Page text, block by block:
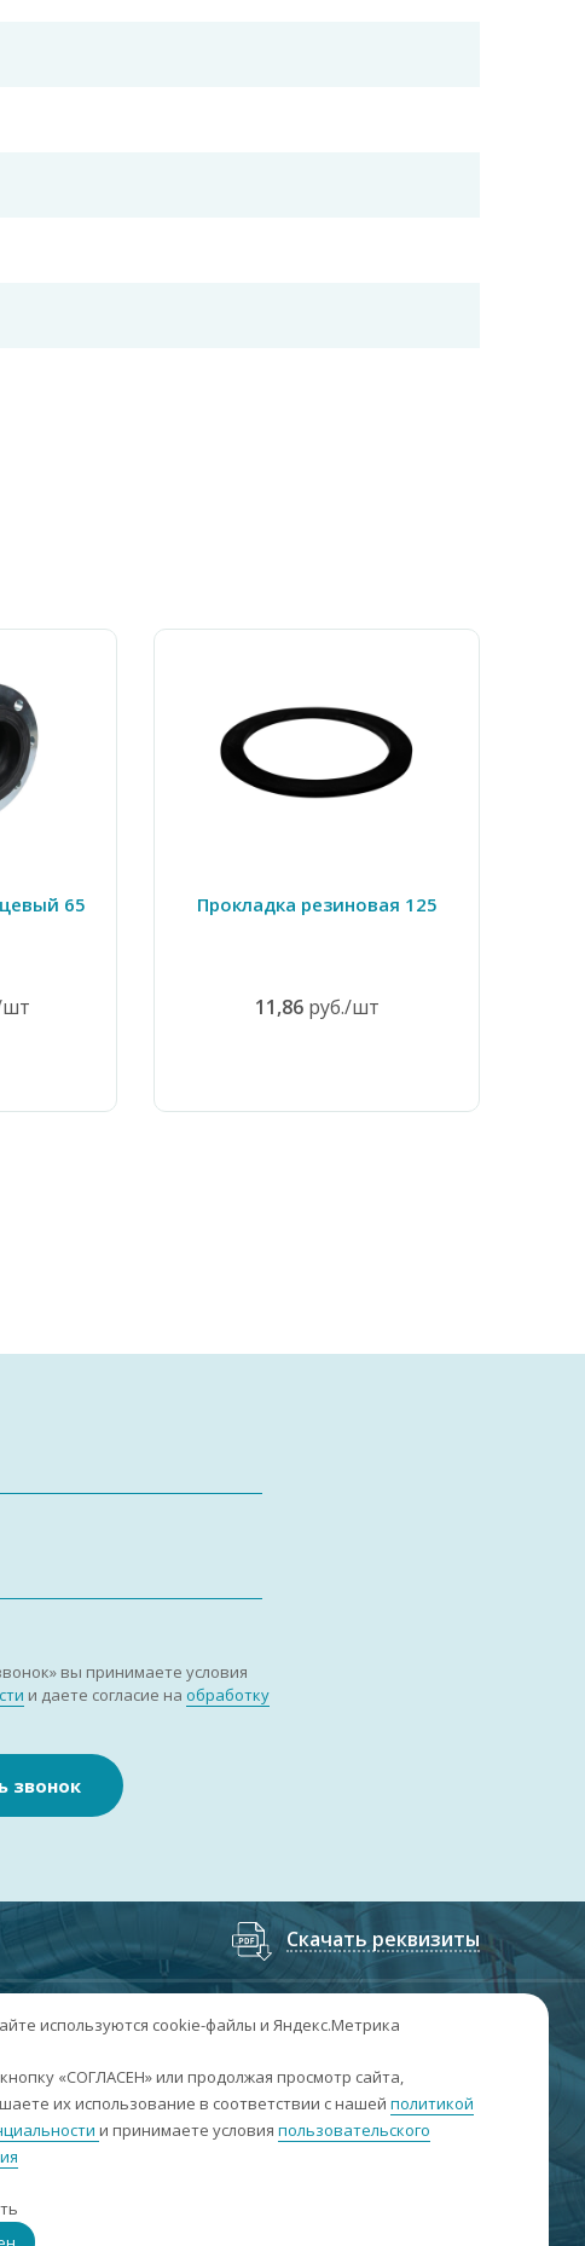
65
Прокладка резиновая 125
11,86руб./шт
вы принимаете условия
и даете согласие на обработку
звонок
Скачать реквизиты
+7 (3852) 50-60-74;+7 (3852) 50-60-73
г. Барнаул, пр. Ленина, 158А, Н1/204
сб-вс: выходные
используются cookie-файлы и Яндекс.Метрика
«СОГЛАСЕН» или продолжая просмотр сайта,
их использование в соответствии с нашей политикой
и принимаете условия пользовательского